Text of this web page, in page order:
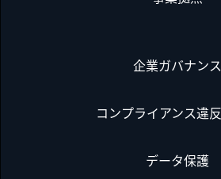
企業ガバナンス
コンプライアンス違
データ保護